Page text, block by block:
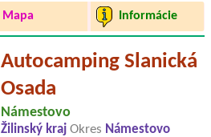
Mapa Informácie
Autocamping Slanická
Osada
Námestovo
Žilinský kraj Okres Námestovo